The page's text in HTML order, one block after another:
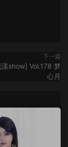
下一篇
show] Vol.178 梦
心月